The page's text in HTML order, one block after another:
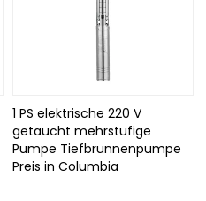
1 PS elektrische 220 V
getaucht mehrstufige
Pumpe Tiefbrunnenpumpe
Preis in Columbia